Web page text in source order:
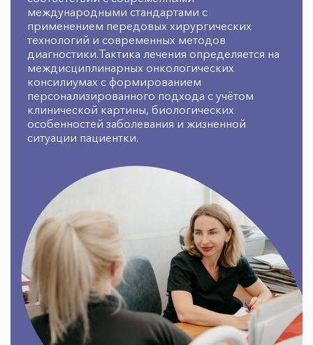
международными стандартами с
применением передовых хирургических
технологий и современных методов
диагностики.Тактика лечения определяется на
междисциплинарных онкологических
консилиумах с формированием
персонализированного подхода с учётом
клинической картины, биологических
особенностей заболевания и жизненной
ситуации пациентки.